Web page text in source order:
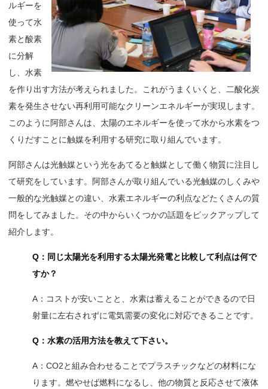
ルギーを
使って水
素と酸素
に分解
し、水素
を作り出す方法が考えられました。これがうまくいくと、二酸化炭
素を発生させない再利用可能なクリーンエネルギーが実現します。
このように阿部さんは、太陽のエネルギーを使って水から水素をつ
くりだすことに触媒を利用する研究に取り組んでいます。
阿部さんは光触媒という光をあてると触媒として働く物質に注目し
て研究をしています。阿部さんが取り組んでいる光触媒のしくみや
一般的な光触媒との違い、水素エネルギーの利点などたくさんの質
問をしてみました。その中からいくつかの話題をピックアップして
紹介します。
Q：同じ太陽光を利用する太陽光発電と比較して利点は何で
すか？
A：コストが安いことと、水素は蓄えることができるので日
射量に左右されずに電気需要の変化に対応できることです。
Q：水素の活用方法を教えて下さい。
A：CO2と組み合わせることでプラスチックなどの材料にな
ります。燃やせば燃料になるし、他の物質と反応させて液体